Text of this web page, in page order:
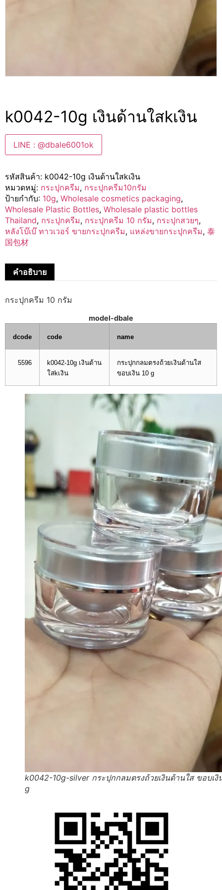
k0042-10g เงินด้านใสkเงิน
LINE : @dbale6001ok
รหัสสินค้า: k0042-10g เงินด้านใสkเงิน
หมวดหมู่: กระปุกครีม, กระปุกครีม10กรัม
ป้ายกำกับ: 10g, Wholesale cosmetics packaging,
Wholesale Plastic Bottles, Wholesale plastic bottles
Thailand, กระปุกครีม, กระปุกครีม 10 กรัม, กระปุกสวยๆ,
หลังโบ๊เบ๊ ทาวเวอร์ ขายกระปุกครีม, แหล่งขายกระปุกครีม, 泰
国包材
คำอธิบาย
กระปุกครีม 10 กรัม
model-dbale
dcode code name
5596
k0042-10g เงินด้าน
ใสkเงิน
กระปุกกลมตรงถ้วยเงินด้านใส
ขอบเงิน 10 g
k0042-10g-silver กระปุกกลมตรงถ้วยเงินด้านใส ขอบเงิ
g